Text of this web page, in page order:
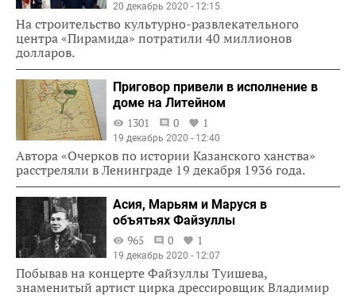
20 декабрь 2020 - 12:15
На строительство культурно-развлекательного
центра «Пирамида» потратили 40 миллионов
долларов.
Приговор привели в исполнение в
доме на Литейном
1301
0 1
19 декабрь 2020 - 12:40
Автора «Очерков по истории Казанского ханства»
расстреляли в Ленинграде 19 декабря 1936 года.
Асия, Марьям и Маруся в
объятьях Файзуллы
965
0 1
19 декабрь 2020 - 12:07
Побывав на концерте Файзуллы Туишева,
знаменитый артист цирка дрессировщик Владимир